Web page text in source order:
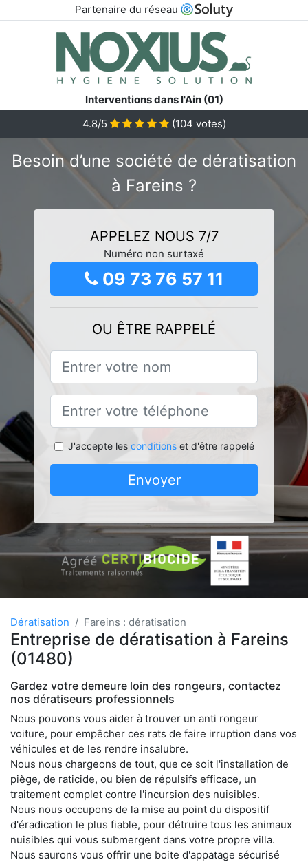
Partenaire du réseau
Interventions dans l'Ain (01)
4.8/5
(104 votes)
Besoin d’une société de dératisation
à Fareins ?
APPELEZ NOUS 7/7
Numéro non surtaxé
09 73 76 57 11
OU ÊTRE RAPPELÉ
J'accepte les conditionset d'être rappelé
Envoyer
Dératisation Fareins : dératisation
Entreprise de dératisation à Fareins
(01480)
Gardez votre demeure loin des rongeurs, contactez
nos dératiseurs professionnels
Nous pouvons vous aider à trouver un anti rongeur
voiture, pour empêcher ces rats de faire irruption dans vos
véhicules et de les rendre insalubre.
Nous nous chargeons de tout, que ce soit l'installation de
piège, de raticide, ou bien de répulsifs efficace, un
traitement complet contre l'incursion des nuisibles.
Nous nous occupons de la mise au point du dispositif
d'éradication le plus fiable, pour détruire tous les animaux
nuisibles qui vous submergent dans votre propre villa.
Nous saurons vous offrir une boite d'appatage sécurisé